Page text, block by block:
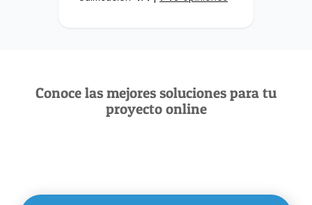
Conoce las mejores soluciones para tu
proyecto online